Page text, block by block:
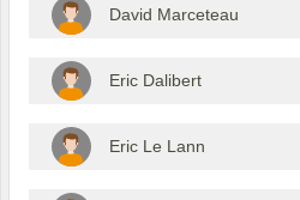
David Marceteau
Eric Dalibert
Eric Le Lann